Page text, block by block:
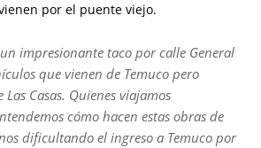
por el puente viejo.
impresionante taco por calle General
que vienen de Temuco pero
Casas. Quienes viajamos
cómo hacen estas obras de
dificultando el ingreso a Temuco por